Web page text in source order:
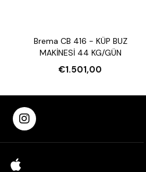
Brema CB 416 - KÜP BUZ
MAKİNESİ 44 KG/GÜN
€1.501,00